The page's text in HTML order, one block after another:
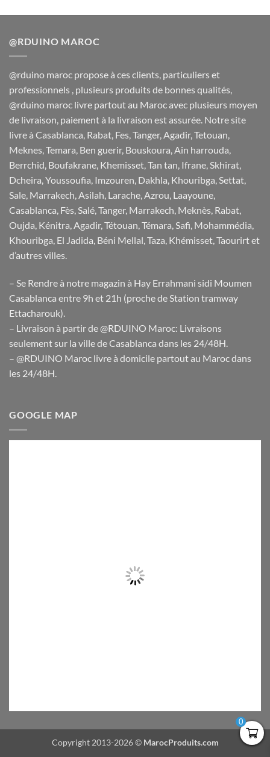
0
était :
est :
@RDUINO MAROC
@rduino maroc propose à ces clients, particuliers et
professionnels , plusieurs produits de bonnes qualités,
@rduino maroc livre partout au Maroc avec plusieurs moyen
de livraison, paiement à la livraison est assurée. Notre site
livre à Casablanca, Rabat, Fes, Tanger, Agadir, Tetouan,
Meknes, Temara, Ben guerir, Bouskoura, Ain harrouda,
Berrchid, Boufakrane, Khemisset, Tan tan, Ifrane, Skhirat,
Dcheira, Youssoufia, Imzouren, Dakhla, Khouribga, Settat,
Sale, Marrakech, Asilah, Larache, Azrou, Laayoune,
Casablanca, Fès, Salé, Tanger, Marrakech, Meknès, Rabat,
Oujda, Kénitra, Agadir, Tétouan, Témara, Safi, Mohammédia,
Khouribga, El Jadida, Béni Mellal, Taza, Khémisset, Taourirt et
d’autres villes.
– Se Rendre à notre magazin à Hay Errahmani sidi Moumen
Casablanca entre 9h et 21h (proche de Station tramway
Ettacharouk).
– Livraison à partir de @RDUINO Maroc: Livraisons
seulement sur la ville de Casablanca dans les 24/48H.
– @RDUINO Maroc livre à domicile partout au Maroc dans
les 24/48H.
GOOGLE MAP
Copyright 2013-2026 © MarocProduits.com